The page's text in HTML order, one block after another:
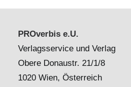
PROverbis e.U.
Verlagsservice und Verlag
Obere Donaustr. 21/1/8
1020 Wien, Österreich